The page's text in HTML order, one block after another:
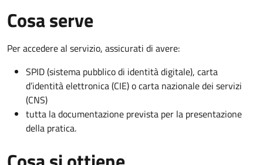
Cosa serve
Per accedere al servizio, assicurati di avere:
SPID (sistema pubblico di identità digitale), carta
d’identità elettronica (CIE) o carta nazionale dei servizi
(CNS)
tutta la documentazione prevista per la presentazione
della pratica.